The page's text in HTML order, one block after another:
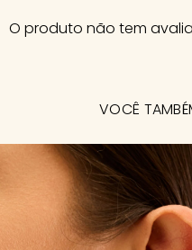
O produto não tem
VOCÊ